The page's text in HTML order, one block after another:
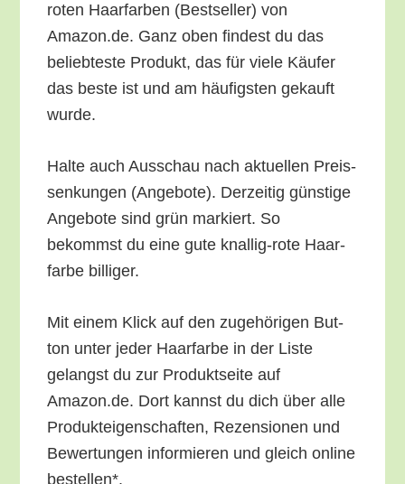
roten Haar­far­ben (Best­sel­ler) von
Amazon.de. Ganz oben fin­dest du das
belieb­tes­te Pro­dukt, das für vie­le Käu­fer
das bes­te ist und am häu­figs­ten gekauft
wurde.
Hal­te auch Aus­schau nach aktu­el­len Preis­
sen­kun­gen (Ange­bo­te). Der­zei­tig güns­ti­ge
Ange­bo­te sind grün mar­kiert. So
bekommst du eine gute knal­lig-rote Haar­
far­be billiger.
Mit einem Klick auf den zuge­hö­ri­gen But­
ton unter jeder Haar­far­be in der Lis­te
gelangst du zur Pro­dukt­sei­te auf
Amazon.de. Dort kannst du dich über alle
Pro­duk­tei­gen­schaf­ten, Rezen­sio­nen und
Bewer­tun­gen infor­mie­ren und gleich online
bestellen*.